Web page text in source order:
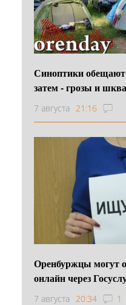
Синоптики
затем - грозы и
7 августа 21:16
Оренбуржцы могут
онлайн через
7 августа 20:34 1